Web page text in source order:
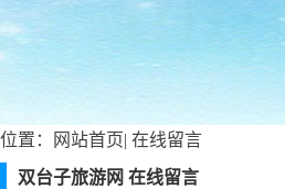
位置： 网站首页| 在线留言
双台子旅游网 在线留言